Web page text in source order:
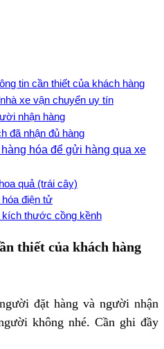
tin cần thiết của khách hàng
xe vận chuyển uy tín
nhận hàng
đã nhận đủ hàng
hóa để gửi hàng qua xe
quả (trái cây)
điện tử
kích thước cồng kềnh
thiết của khách hàng
đặt hàng và người nhận
không nhé. Cần ghi đầy